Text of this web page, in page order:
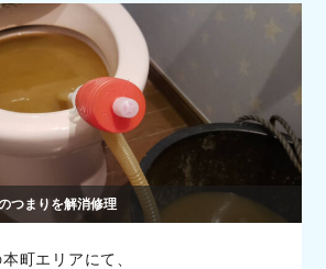
つまりを解消修理
町エリアにて、